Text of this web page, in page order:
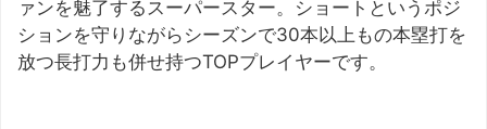
ァンを魅了するスーパースター。ショートというポジ
ションを守りながらシーズンで30本以上もの本塁打を
放つ長打力も併せ持つTOPプレイヤーです。